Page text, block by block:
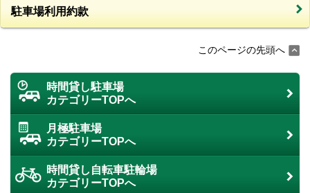
駐車場利用約款
このページの先頭へ
時間貸し駐車場
カテゴリーTOPへ
月極駐車場
カテゴリーTOPへ
時間貸し自転車駐輪場
カテゴリーTOPへ